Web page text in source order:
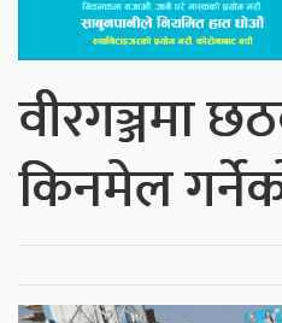
वीरगञ्जमा
किनमेल